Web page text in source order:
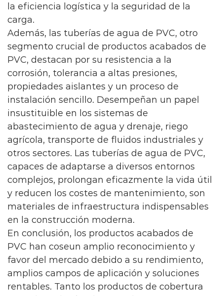
humos: en fábricas, talleres y entornos
similares, los conductos de ventilación
equipados con dispositivos de
eliminación de polvo ayudan a eliminar
el polvo en suspensión. Durante
emergencias como incendios, también
funcionan como canales de evacuación
de humo.
Tipos y clasificación
Los conductos de ventilación se pueden
clasificar en varios tipos según sus
aplicaciones y características
estructurales, incluidos conductos de
ventilación natural, conductos de
ventilación forzada, conductos de
extracción de humos, etc. Los conductos
de ventilación natural dependen
principalmente de las diferencias de
presión del aire y la gravedad para
facilitar el flujo de aire natural, mientras
la eficiencia logística y la seguridad de la
carga.
Además, las tuberías de agua de PVC, otro
segmento crucial de productos acabados de
PVC, destacan por su resistencia a la
corrosión, tolerancia a altas presiones,
propiedades aislantes y un proceso de
instalación sencillo. Desempeñan un papel
insustituible en los sistemas de
abastecimiento de agua y drenaje, riego
agrícola, transporte de fluidos industriales y
otros sectores. Las tuberías de agua de PVC,
capaces de adaptarse a diversos entornos
complejos, prolongan eficazmente la vida útil
y reducen los costes de mantenimiento, son
materiales de infraestructura indispensables
en la construcción moderna.
En conclusión, los productos acabados de
PVC han coseun amplio reconocimiento y
favor del mercado debido a su rendimiento,
amplios campos de aplicación y soluciones
rentables. Tanto los productos de cobertura